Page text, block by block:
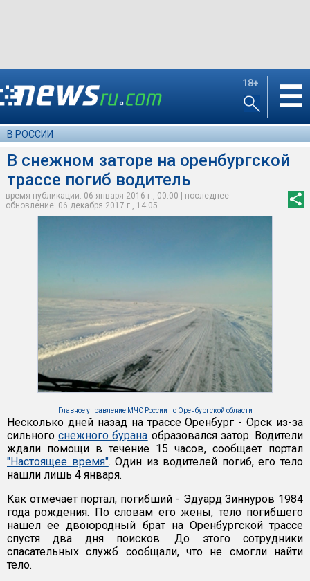
18+ ☰
В РОССИИ
В снежном заторе на оренбургской
трассе погиб водитель
время публикации: 06 января 2016 г., 00:00 | последнее
обновление: 06 декабря 2017 г., 14:05
Главное управление МЧС России по Оренбургской области
Несколько дней назад на трассе Оренбург - Орск из-за
сильногоснежного бурана образовался затор. Водители
ждали помощи в течение 15 часов, сообщает портал
"Настоящее время". Один из водителей погиб, его тело
нашли лишь 4 января.
Как отмечает портал, погибший - Эдуард Зиннуров 1984
года рождения. По словам его жены, тело погибшего
нашел ее двоюродный брат на Оренбургской трассе
спустя два дня поисков. До этого сотрудники
спасательных служб сообщали, что не смогли найти
тело.